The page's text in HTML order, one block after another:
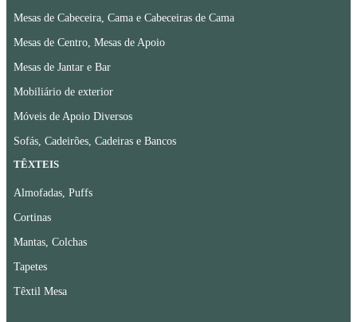
Mesas de Cabeceira, Cama e Cabeceiras de Cama
Mesas de Centro, Mesas de Apoio
Mesas de Jantar e Bar
Mobiliário de exterior
Móveis de Apoio Diversos
Sofás, Cadeirões, Cadeiras e Bancos
TÊXTEIS
Almofadas, Puffs
Cortinas
Mantas, Colchas
Tapetes
Têxtil Mesa